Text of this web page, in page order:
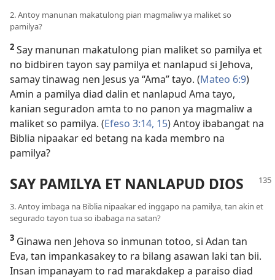
2. Antoy manunan makatulong pian magmaliw ya maliket so
pamilya?
2 Say manunan makatulong pian maliket so pamilya et
no bidbiren tayon say pamilya et nanlapud si Jehova,
samay tinawag nen Jesus ya “Ama” tayo. (Mateo 6:9)
Amin a pamilya diad dalin et nanlapud Ama tayo,
kanian seguradon amta to no panon ya magmaliw a
maliket so pamilya. (Efeso 3:14, 15) Antoy ibabangat na
Biblia nipaakar ed betang na kada membro na
pamilya?
SAY PAMILYA ET NANLAPUD DIOS
3. Antoy imbaga na Biblia nipaakar ed inggapo na pamilya, tan akin et
segurado tayon tua so ibabaga na satan?
3 Ginawa nen Jehova so inmunan totoo, si Adan tan
Eva, tan impankasakey to ra bilang asawan laki tan bii.
Insan impanayam to rad marakdakep a paraiso diad